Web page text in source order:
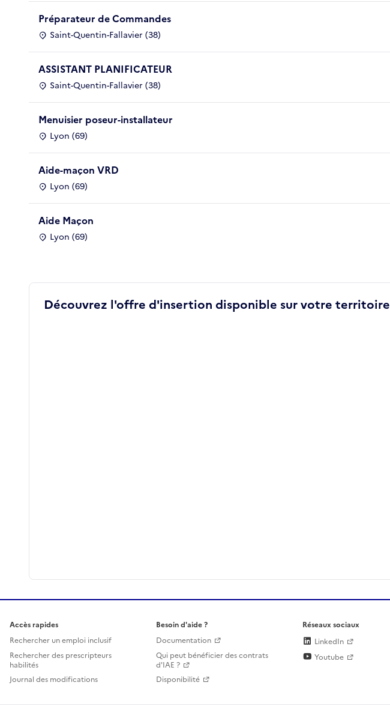
Préparateur de Commandes
Saint-Quentin-Fallavier (38)
ASSISTANT PLANIFICATEUR
Saint-Quentin-Fallavier (38)
Menuisier poseur-installateur
Lyon (69)
Aide-maçon VRD
Lyon (69)
Aide Maçon
Lyon (69)
Découvrez l'offre d'insertion disponible sur votre territoire
Accès rapides
Rechercher un emploi inclusif
Rechercher des prescripteurs
habilités
Journal des modifications
Besoin d'aide ?
Documentation
Qui peut bénéficier des contrats
d'IAE ?
Disponibilité
Réseaux sociaux
LinkedIn
Youtube